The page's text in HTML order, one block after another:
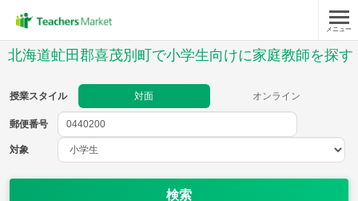
メニュー
北海道虻田郡喜茂別町で小学生向けに家庭教師を探す
授業スタイル 対面 オンライン
郵便番号
対象
検索
郵便番号